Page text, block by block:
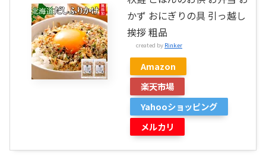
かず おにぎりの具 引っ越し
挨拶 粗品
created by Rinker
Amazon
楽天市場
Yahooショッピング
メルカリ